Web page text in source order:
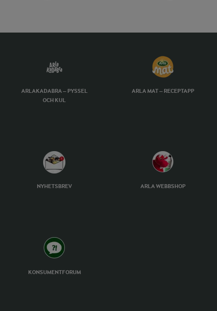
ARLAKADABRA – PYSSEL
OCH KUL
ARLA MAT – RECEPTAPP
NYHETSBREV ARLA WEBBSHOP
KONSUMENTFORUM